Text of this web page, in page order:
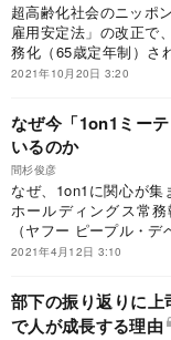
超高齢化社会のニッ
雇用安定法」の改正で
務化（65歳定年制）さ
定年制が全企業に適用
が仕事の“適性検査”を
リティを知り、自分に
は一般的になるかもし
どの採用時に行われる“
のなのか？ それをシニ
の人事部と本人に生ま
2021年10月20日 3:20
なぜ今「1on1ミー
いるのか
間杉俊彦
なぜ、1on1に関心が
ホールディングス常
（ヤフー ピープル・
が著した『1on1ミーテ
2021年4月12日 3:10
部下の振り返りに上
で人が成長する理由